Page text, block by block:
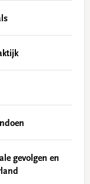
gevolgen en